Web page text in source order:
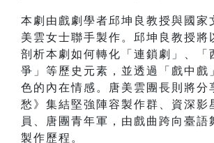
本劇由戲劇學者邱坤良教授與國家
美雲女士聯手製作。邱坤良教授將
剖析本劇如何轉化「連鎖劇」、「
爭」等歷史元素，並透過「戲中戲
色的內在情感。唐美雲團長則將分
愁》集結堅強陣容製作群、資深影
員、唐團青年軍，由戲曲跨向臺語
製作歷程。